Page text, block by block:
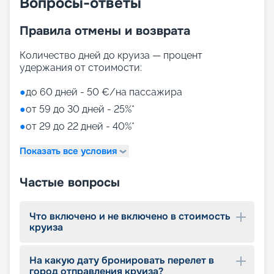
питание в самых крупных ресторанах лайнера.
Есть возможность выбора между меню и
забрать некоторую еду с собой, но подробности
стоит уточнять заранее. Есть питание для
вегетарианцев и для тех, кто нуждается в
особой диете.
включая бесплатное заведение быстрого
Comedy Club, где вечером можно не только
насладиться потрясающей кухней, но и
Все, что не было включено в стоимость путевки,
в том числе питание в ресторанах, оплачивается
Правила отмены и возврата
Количество дней до круиза — процент
удержания от стоимости:
●до 60 дней - 50 €/на пассажира
●от 59 до 30 дней - 25%*
●от 29 до 22 дней - 40%*
Показать все условия
Частые вопросы
Что включено и не включено в стоимость
круиза
На какую дату бронировать перелет в
город отправления круиза?